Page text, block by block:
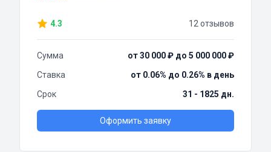
4.3 12 отзывов
Сумма
от 30 000 ₽ до 5 000 000 ₽
Ставка
от 0.06% до 0.26% в день
Срок
31 - 1825 дн.
Оформить заявку